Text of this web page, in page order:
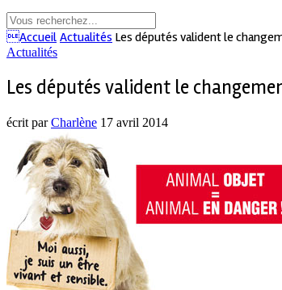
Accueil Actualités Les députés valident le
Actualités
Les députés valident le
écrit parCharlène 17 avril 2014